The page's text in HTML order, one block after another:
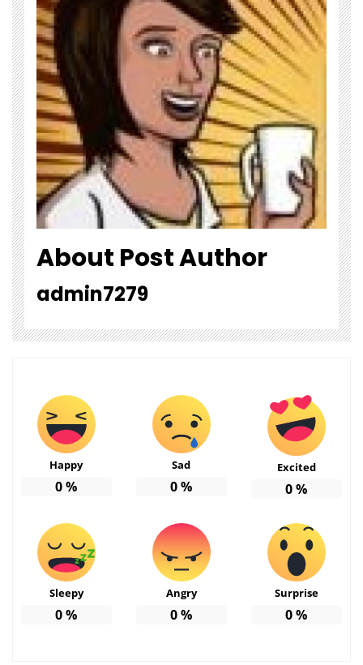
About Post Author
admin7279
Happy
0%
Sad
0%
Excited
0%
Sleepy
0%
Angry
0%
Surprise
0%